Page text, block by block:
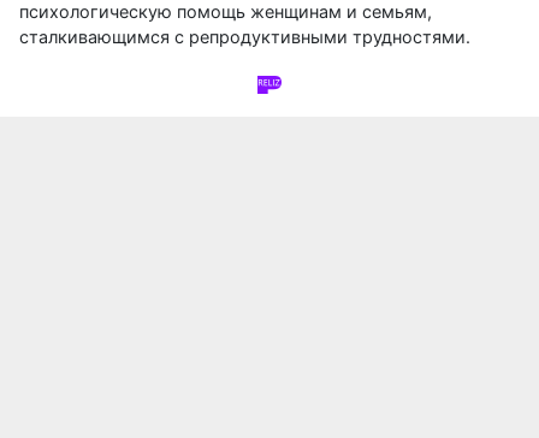
психологическую помощь женщинам и семьям,
сталкивающимся с репродуктивными трудностями.